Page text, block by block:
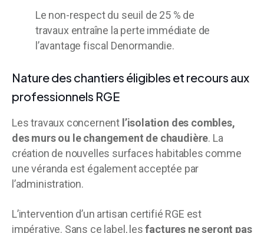
Le non-respect du seuil de 25 % de
travaux entraîne la perte immédiate de
l’avantage fiscal Denormandie.
Nature des chantiers éligibles et recours aux
professionnels RGE
Les travaux concernent l’isolation des combles,
des murs ou le changement de chaudière. La
création de nouvelles surfaces habitables comme
une véranda est également acceptée par
l’administration.
L’intervention d’un artisan certifié RGE est
impérative. Sans ce label, lesfactures ne seront pas